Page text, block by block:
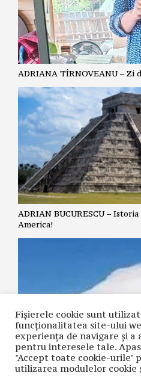
ADRIANA TÎRNOVEANU – Zi
ADRIAN BUCURESCU –
America!
STELIAN GOMBOȘ – Norul
Fișierele cookie sunt
funcţionalitatea site-ului
experienţa de navigare şi
pentru interesele tale.
"Accept toate cookie-urile"
utilizarea modulelor cookie